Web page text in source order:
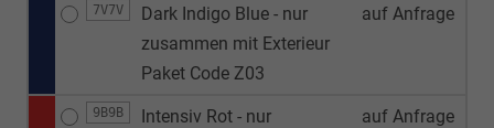
7V7V
Dark Indigo Blue - nur
zusammen mit Exterieur
Paket Code Z03
auf Anfrage
9B9B
Intensiv Rot - nur
auf Anfrage